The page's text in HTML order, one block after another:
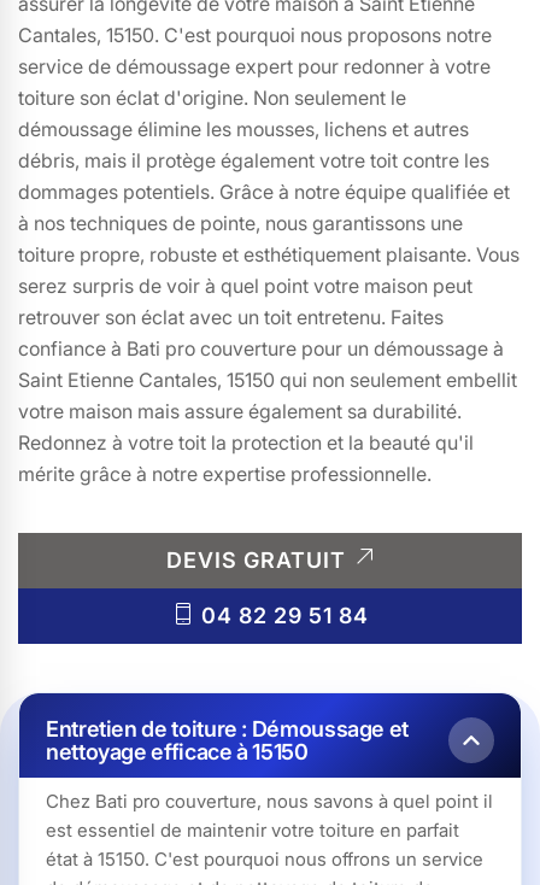
Cantales, 15150. C'est pourquoi nous proposons notre
service de démoussage expert pour redonner à votre
toiture son éclat d'origine. Non seulement le
démoussage élimine les mousses, lichens et autres
débris, mais il protège également votre toit contre les
dommages potentiels. Grâce à notre équipe qualifiée et
à nos techniques de pointe, nous garantissons une
toiture propre, robuste et esthétiquement plaisante. Vous
serez surpris de voir à quel point votre maison peut
retrouver son éclat avec un toit entretenu. Faites
confiance à Bati pro couverture pour un démoussage à
Saint Etienne Cantales, 15150 qui non seulement embellit
votre maison mais assure également sa durabilité.
Redonnez à votre toit la protection et la beauté qu'il
mérite grâce à notre expertise professionnelle.
DEVIS GRATUIT
04 82 29 51 84
Entretien de toiture : Démoussage et
nettoyage efficace à 15150
Chez Bati pro couverture, nous savons à quel point il
est essentiel de maintenir votre toiture en parfait
état à 15150. C'est pourquoi nous offrons un service